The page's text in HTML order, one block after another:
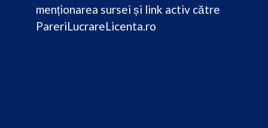
menționarea sursei și link activ către
PareriLucrareLicenta.ro